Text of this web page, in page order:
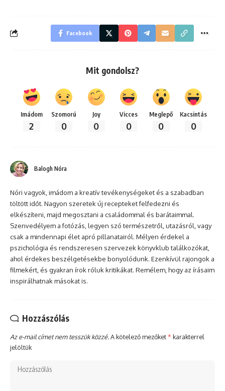
Facebook
Mit gondolsz?
Imádom
2
Szomorú
0
Joy
0
Vicces
0
Meglepő
0
Kacsintás
0
Balogh Nóra
Nóri vagyok, imádom a kreatív tevékenységeket és a szabadban
töltött időt. Nagyon szeretek új recepteket felfedezni és
elkészíteni, majd megosztani a családommal és barátaimmal.
Szenvedélyem a fotózás, legyen szó természetről, utazásról, vagy
csak a mindennapi élet apró pillanatairól. Mélyen érdekel a
pszichológia és rendszeresen szervezek könyvklub találkozókat,
ahol érdekes beszélgetésekbe bonyolódunk. Ezenkívül rajongok a
filmekért, és gyakran írok róluk kritikákat. Remélem, hogy az írásaim
inspirálhatnak másokat is.
Hozzászólás
Az e-mail címet nem tesszük közzé.A kötelező mezőket* karakterrel
jelöltük